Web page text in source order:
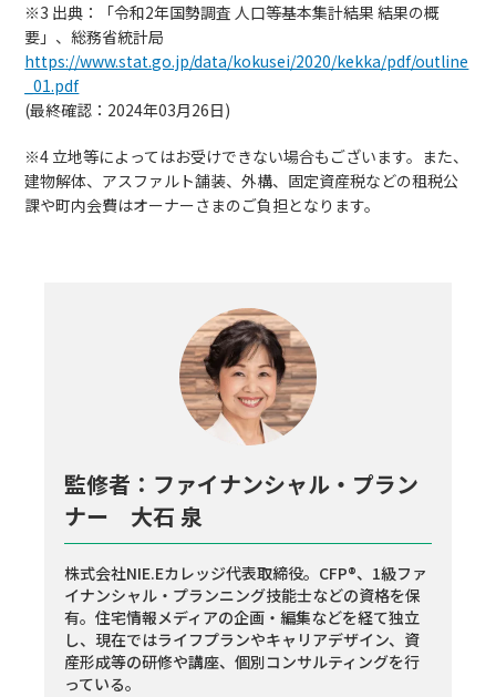
※3 出典：「令和2年国勢調査 人口等基本集計結果 結果の概
要」、総務省統計局
https://www.stat.go.jp/data/kokusei/2020/kekka/pdf/outline
_01.pdf
(最終確認：2024年03月26日)
※4 立地等によってはお受けできない場合もございます。また、
建物解体、アスファルト舗装、外構、固定資産税などの租税公
課や町内会費はオーナーさまのご負担となります。
監修者：ファイナンシャル・プラン
ナー 大石 泉
株式会社NIE.Eカレッジ代表取締役。CFP®、1級ファ
イナンシャル・プランニング技能士などの資格を保
有。住宅情報メディアの企画・編集などを経て独立
し、現在ではライフプランやキャリアデザイン、資
産形成等の研修や講座、個別コンサルティングを行
っている。